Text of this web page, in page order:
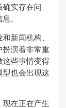
确实存在问
。
新闻机构、
扮演着非常重
这些事情变得
型也会出现这
现在正在产生